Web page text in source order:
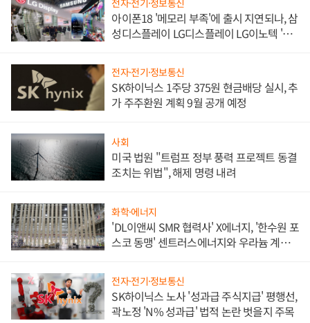
아이폰18 '메모리 부족'에 출시 지연되나, 삼
성디스플레이 LG디스플레이 LG이노텍 '탈
전자·전기·정보통신
SK하이닉스 1주당 375원 현금배당 실시, 추
가 주주환원 계획 9월 공개 예정
사회
미국 법원 "트럼프 정부 풍력 프로젝트 동결
조치는 위법", 해제 명령 내려
화학·에너지
'DL이앤씨 SMR 협력사' X에너지, '한수원 포
스코 동맹' 센트러스에너지와 우라늄 계약
전자·전기·정보통신
SK하이닉스 노사 '성과급 주식지급' 평행선,
곽노정 'N% 성과급' 법적 논란 벗을지 주목